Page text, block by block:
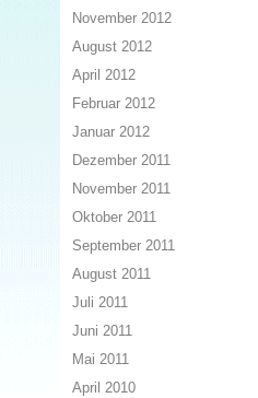
November 2012
August 2012
April 2012
Februar 2012
Januar 2012
Dezember 2011
November 2011
Oktober 2011
September 2011
August 2011
Juli 2011
Juni 2011
Mai 2011
April 2010